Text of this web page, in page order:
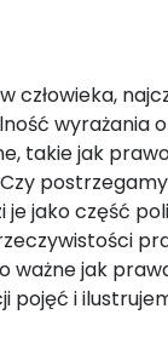
człowieka,
wyrażania
takie jak
je jako część
ważne jak
pojęć i